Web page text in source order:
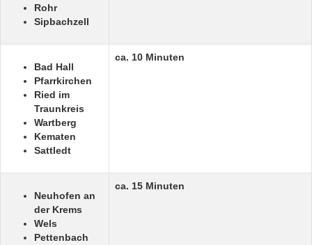
Rohr
Sipbachzell
Bad Hall
Pfarrkirchen
Ried im
Traunkreis
Wartberg
Kematen
Sattledt
ca. 10 Minuten
Neuhofen an
der Krems
Wels
Pettenbach
ca. 15 Minuten